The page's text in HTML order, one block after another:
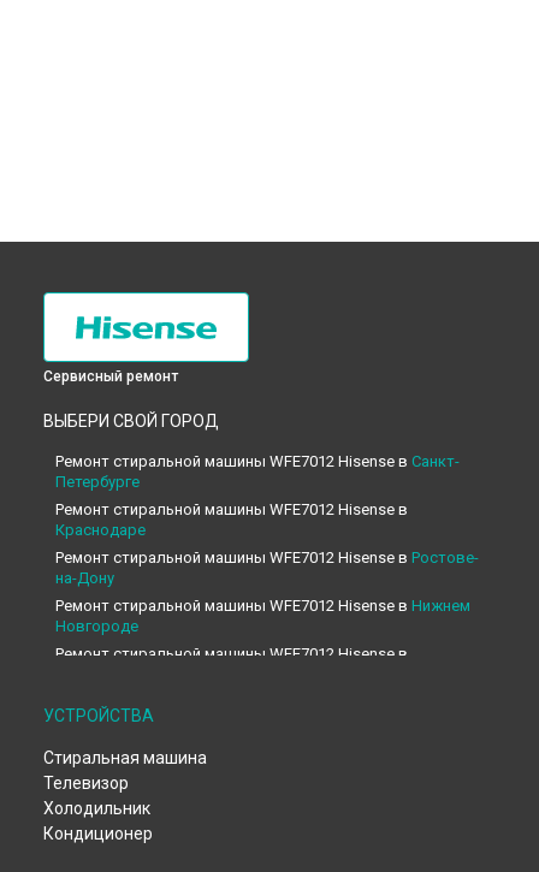
Сервисный ремонт
ВЫБЕРИ СВОЙ ГОРОД
Ремонт стиральной машины WFE7012 Hisense в Санкт-
Петербурге
Ремонт стиральной машины WFE7012 Hisense в
Краснодаре
Ремонт стиральной машины WFE7012 Hisense в Ростове-
на-Дону
Ремонт стиральной машины WFE7012 Hisense в Нижнем
Новгороде
Ремонт стиральной машины WFE7012 Hisense в
Ремонт стиральной машины WFE7012 Hisense в
Челябинске
Ремонт стиральной машины WFE7012 Hisense в
Екатеринбурге
Ремонт стиральной машины WFE7012 Hisense в
Ремонт стиральной машины WFE7012 Hisense в
УСТРОЙСТВА
Стиральная машина
Телевизор
Холодильник
Кондиционер